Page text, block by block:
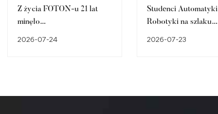
Z życia FOTON-u 21 lat
minęło…
2026-07-24
Studenci
Robotyki na szlaku
2026-07-23